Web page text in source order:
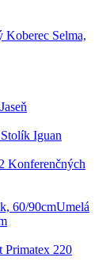
Koberec Selma,
Iguan
Konferenčných
Umelá
Primatex 220